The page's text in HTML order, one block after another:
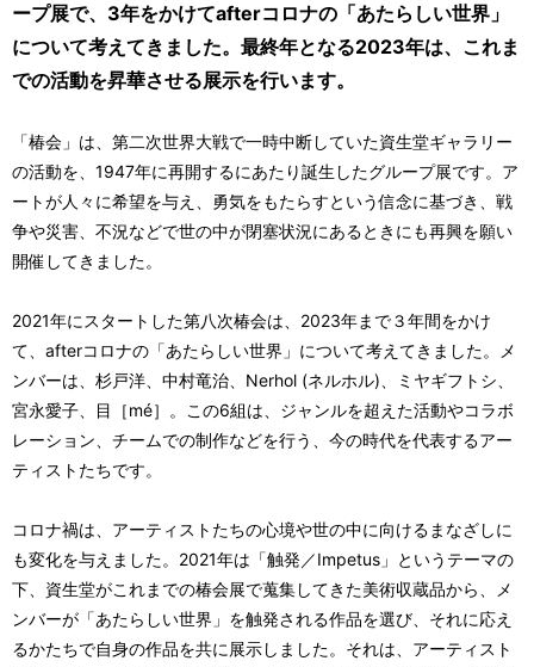
ープ展で、3年をかけてafterコロナの「あたらしい世界」
について考えてきました。最終年となる2023年は、これま
での活動を昇華させる展示を行います。
「椿会」は、第二次世界大戦で一時中断していた資生堂ギャラリー
の活動を、1947年に再開するにあたり誕生したグループ展です。ア
ートが人々に希望を与え、勇気をもたらすという信念に基づき、戦
争や災害、不況などで世の中が閉塞状況にあるときにも再興を願い
開催してきました。
2021年にスタートした第八次椿会は、2023年まで３年間をかけ
て、afterコロナの「あたらしい世界」について考えてきました。メ
ンバーは、杉戸洋、中村竜治、Nerhol (ネルホル)、ミヤギフトシ、
宮永愛子、目［mé］。この6組は、ジャンルを超えた活動やコラボ
レーション、チームでの制作などを行う、今の時代を代表するアー
ティストたちです。
コロナ禍は、アーティストたちの心境や世の中に向けるまなざしに
も変化を与えました。2021年は「触発／Impetus」というテーマの
下、資生堂がこれまでの椿会展で蒐集してきた美術収蔵品から、メ
ンバーが「あたらしい世界」を触発される作品を選び、それに応え
るかたちで自身の作品を共に展示しました。それは、アーティスト